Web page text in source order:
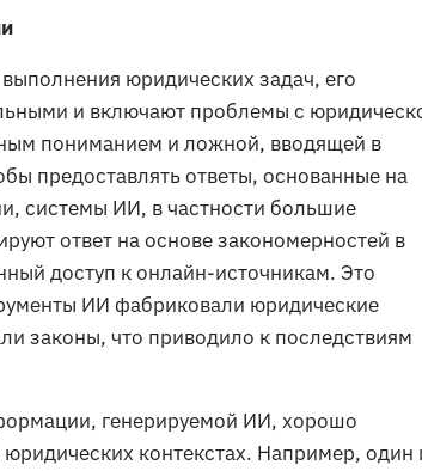
юридических задач, его
и включают проблемы с
пониманием и ложной, вводящей в
предоставлять ответы, основанные на
системы ИИ, в частности большие
ответ на основе закономерностей в
доступ к онлайн-источникам. Это
ИИ фабриковали юридические
законы, что приводило к последствиям
генерируемой ИИ, хорошо
контекстах. Например, один